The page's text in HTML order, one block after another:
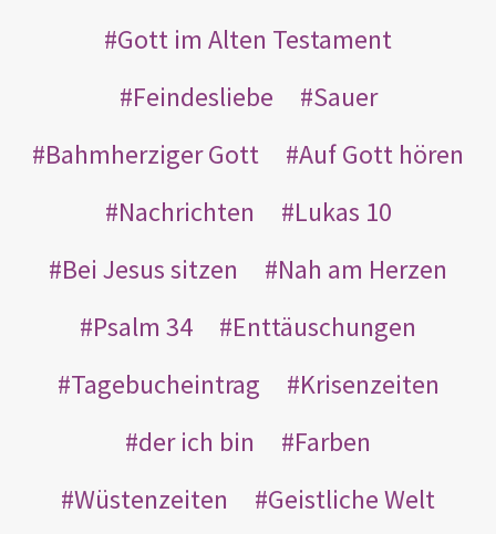
Gott im Alten Testament
Feindesliebe
Sauer
Bahmherziger Gott
Auf Gott hören
Nachrichten
Lukas 10
Bei Jesus sitzen
Nah am Herzen
Psalm 34
Enttäuschungen
Tagebucheintrag
Krisenzeiten
der ich bin
Farben
Wüstenzeiten
Geistliche Welt